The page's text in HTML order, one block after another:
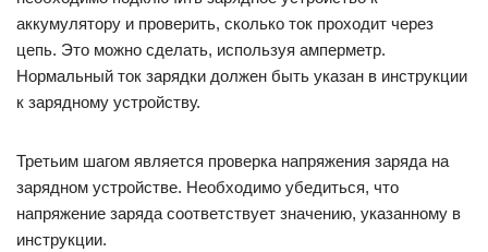
аккумулятору и проверить, сколько ток проходит через
цепь. Это можно сделать, используя амперметр.
Нормальный ток зарядки должен быть указан в инструкции
к зарядному устройству.
Третьим шагом является проверка напряжения заряда на
зарядном устройстве. Необходимо убедиться, что
напряжение заряда соответствует значению, указанному в
инструкции.